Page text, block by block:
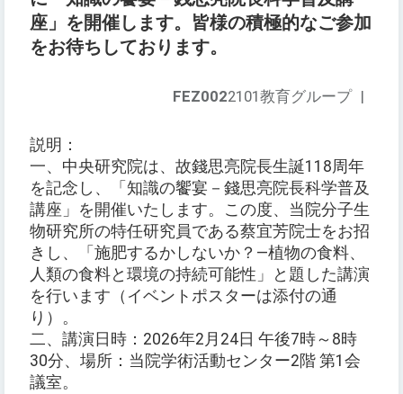
座」を開催します。皆様の積極的なご参加
をお待ちしております。
FEZ0022101教育グループ |
説明：
一、中央研究院は、故錢思亮院長生誕118周年
を記念し、「知識の饗宴－錢思亮院長科学普及
講座」を開催いたします。この度、当院分子生
物研究所の特任研究員である蔡宜芳院士をお招
きし、「施肥するかしないか？—植物の食料、
人類の食料と環境の持続可能性」と題した講演
を行います（イベントポスターは添付の通
り）。
二、講演日時：2026年2月24日 午後7時～8時
30分、場所：当院学術活動センター2階 第1会
議室。